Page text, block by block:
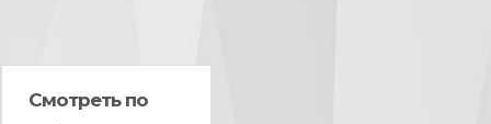
Смотреть по